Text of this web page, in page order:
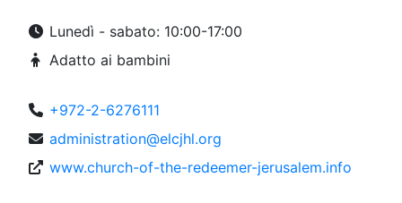
Lunedì - sabato: 10:00-17:00
Adatto ai bambini
+972-2-6276111
administration@elcjhl.org
www.church-of-the-redeemer-jerusalem.info